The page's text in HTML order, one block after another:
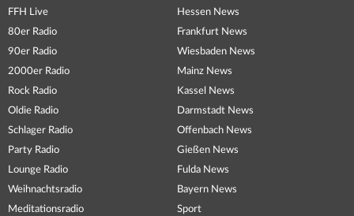
FFH Live
80er Radio
90er Radio
2000er Radio
Rock Radio
Oldie Radio
Schlager Radio
Party Radio
Lounge Radio
Weihnachtsradio
Meditationsradio
Hessen News
Frankfurt News
Wiesbaden News
Mainz News
Kassel News
Darmstadt News
Offenbach News
Gießen News
Fulda News
Bayern News
Sport